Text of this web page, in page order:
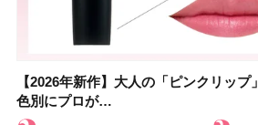
【2026年新作】大人の「ピンクリッ
色別にプロが…
【上田竜也さんのマイベストコスメ５
したからこそ愛が深…
【2026年新作】大人の「ピンクリッ
色別にプロが…
【2026夏】「香水・フレグランス」
容マニア・マ…
【2026夏】「歯磨き粉・オーラルケ
＜美容マニア…
【2026年夏】40代におすすめの髪型
入れが楽な…
【鈴木えみさんの愛用品30選】コスメ
アetc.お気に…
【キャンメイク】売切続出！先行発売
セッティングパウダ…